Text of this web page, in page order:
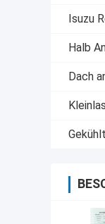
Isuzu
Halb
Dach